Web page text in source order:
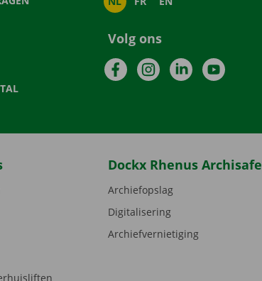
Volg ons
FacebookInstagramLinkedInYouTube
Dockx Rhenus Archisafe
Archiefopslag
Digitalisering
Archiefvernietiging